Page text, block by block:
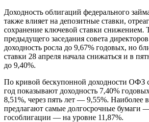
Доходность облигаций федерального
также влияет на депозитные ставки,
сохранение ключевой ставки снижением.
предыдущего заседания совета
доходность росла до 9,67% годовых, но
ставки 28 апреля начала снижаться и в
до 9,40%.
По кривой бескупонной доходности ОФЗ
год показывают доходность 7,40%
8,51%, через пять лет — 9,55%. Наиболее
предлагают самые долгосрочные бумаги
гособлигации — на уровне 11,87%.